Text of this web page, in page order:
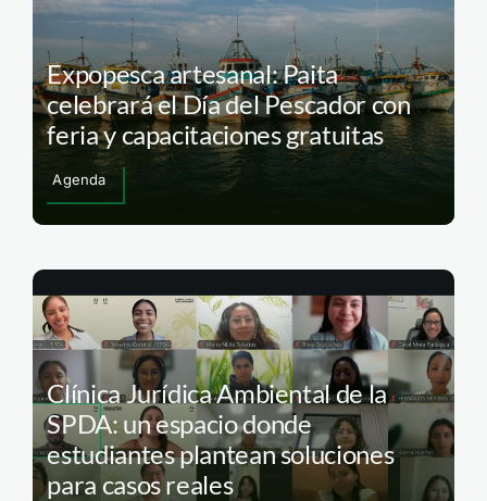
Expopesca artesanal: Paita
celebrará el Día del Pescador con
feria y capacitaciones gratuitas
Agenda
Clínica Jurídica Ambiental de la
SPDA: un espacio donde
estudiantes plantean soluciones
para casos reales